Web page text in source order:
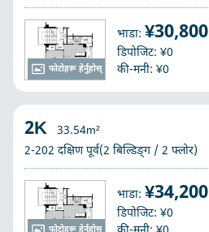
फोटोहरू हेर्नुहोस्
भाडा: ¥30,800
डिपोजिट: ¥0
की-मनी: ¥0
फोटोहरू हेर्नुहोस्
2K
33.54m²
2-202 दक्षिण पूर्व(2 बिल्डिङ्ग / 2 फ्लोर)
भाडा: ¥34,200
डिपोजिट: ¥0